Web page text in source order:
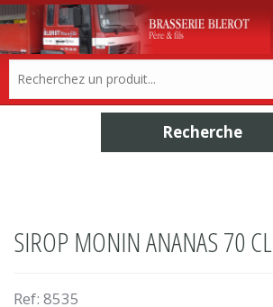
SIROP MONIN ANANAS 70 CL
Ref: 8535